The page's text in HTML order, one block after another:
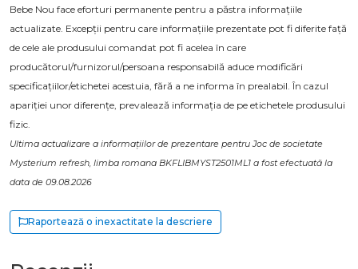
Bebe Nou face eforturi permanente pentru a păstra informațiile
actualizate. Excepții pentru care informațiile prezentate pot fi diferite față
de cele ale produsului comandat pot fi acelea în care
producătorul/furnizorul/persoana responsabilă aduce modificări
specificațiilor/etichetei acestuia, fără a ne informa în prealabil. În cazul
apariției unor diferențe, prevalează informația de pe etichetele produsului
fizic.
Ultima actualizare a informațiilor de prezentare pentru Joc de societate
Mysterium refresh, limba romana BKFLIBMYST2501ML1 a fost efectuată la
data de 09.08.2026
Raportează o inexactitate la descriere